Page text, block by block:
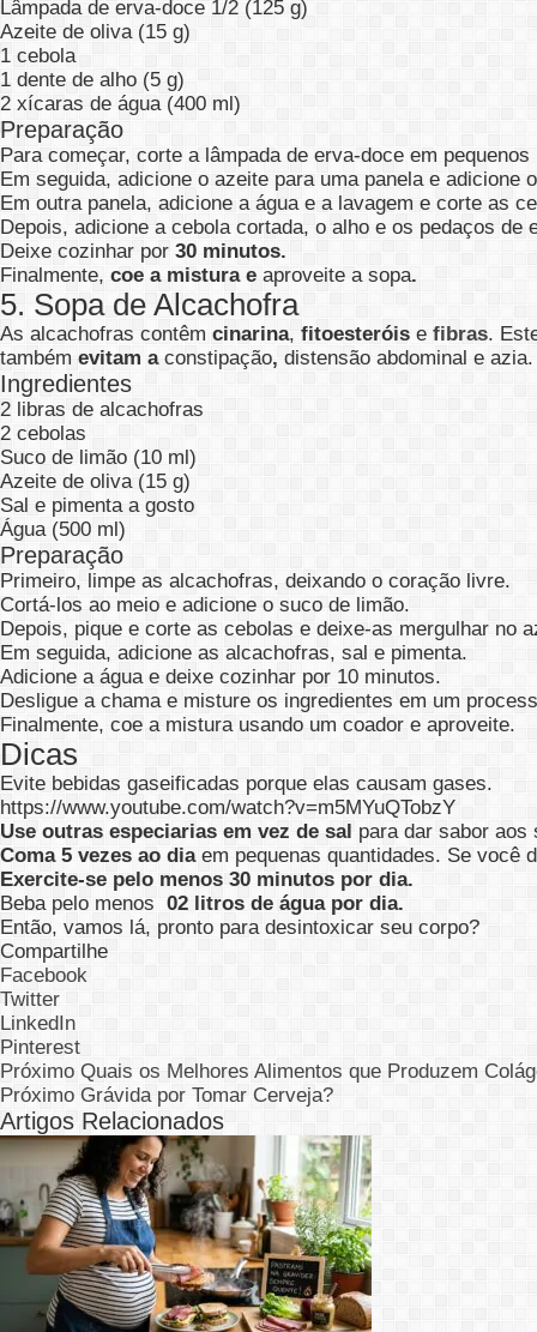
Lâmpada de erva-doce 1/2 (125 g)
Azeite de oliva (15 g)
1 cebola
1 dente de alho (5 g)
2 xícaras de água (400 ml)
Preparação
Para começar, corte a lâmpada de erva-doce em pequenos
Em seguida, adicione o azeite para uma panela e adicione
Em outra panela, adicione a água e a lavagem e corte as
Depois, adicione a cebola cortada, o alho e os pedaços de
Deixe cozinhar por 30 minutos.
Finalmente, coe a mistura e aproveite a sopa.
5. Sopa de Alcachofra
As alcachofras contêm cinarina, fitoesteróis e fibras.
também evitam a constipação, distensão abdominal e azia.
Ingredientes
2 libras de alcachofras
2 cebolas
Suco de limão (10 ml)
Azeite de oliva (15 g)
Sal e pimenta a gosto
Água (500 ml)
Preparação
Primeiro, limpe as alcachofras, deixando o coração livre.
Cortá-los ao meio e adicione o suco de limão.
Depois, pique e corte as cebolas e deixe-as mergulhar no
Em seguida, adicione as alcachofras, sal e pimenta.
Adicione a água e deixe cozinhar por 10 minutos.
Desligue a chama e misture os ingredientes em um
Finalmente, coe a mistura usando um coador e aproveite.
Dicas
Evite bebidas gaseificadas porque elas causam gases.
https://www.youtube.com/watch?v=m5MYuQTobzY
Use outras especiarias em vez de sal para dar sabor aos
Coma 5 vezes ao diaem pequenas quantidades. Se você
Exercite-se pelo menos 30 minutos por dia.
Beba pelo menos 02 litros de água por dia.
Então, vamos lá, pronto para desintoxicar seu corpo?
Compartilhe
Facebook
Twitter
LinkedIn
Pinterest
Próximo Quais os Melhores Alimentos que Produzem
Próximo Grávida por Tomar Cerveja?
Artigos Relacionados